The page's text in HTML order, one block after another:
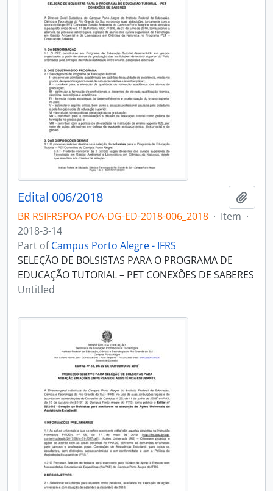
Edital 006/2018
BR RSIFRSPOA POA-DG-ED-2018-006_2018 · Item ·
2018-3-14
Part ofCampus Porto Alegre - IFRS
SELEÇÃO DE BOLSISTAS PARA O PROGRAMA DE
EDUCAÇÃO TUTORIAL – PET CONEXÕES DE SABERES
Untitled